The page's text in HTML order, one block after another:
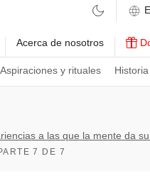
Aspiraciones y rituales
Acerca de nosotros
a las que la mente da
7 DE 7